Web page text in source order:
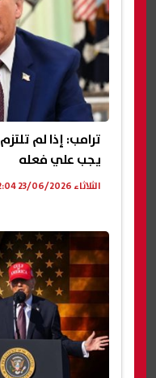
ترامب: إذا لم
يجب علي فعله
الثلاثاء 23/06/2026 02:04 ص